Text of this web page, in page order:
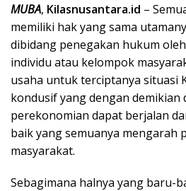
MUBA, Kilasnusantara.id –
memiliki hak yang sama
dibidang penegakan hukum
individu atau kelompok
usaha untuk terciptanya situasi
kondusif yang dengan demikian
perekonomian dapat berjalan
baik yang semuanya mengarah
masyarakat.
Sebagimana halnya yang baru-